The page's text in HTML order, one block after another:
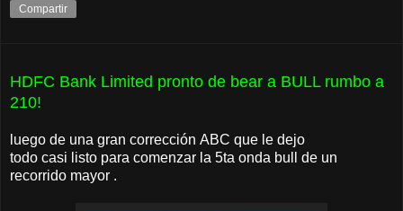
Compartir
HDFC Bank Limited pronto de bear a BULL rumbo a
210!
luego de una gran corrección ABC que le dejo
todo casi listo para comenzar la 5ta onda bull de un
recorrido mayor .